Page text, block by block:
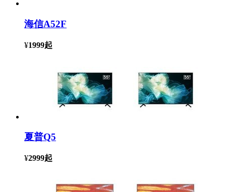
海信A52F
¥1999起
夏普Q5
¥2999起